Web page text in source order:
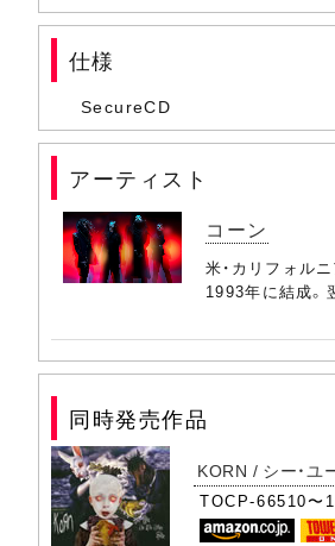
仕様
SecureCD
アーティスト
コーン
米・カリフォル
1993年に結成。
同時発売作品
KORN / シー・ユ
TOCP-66510